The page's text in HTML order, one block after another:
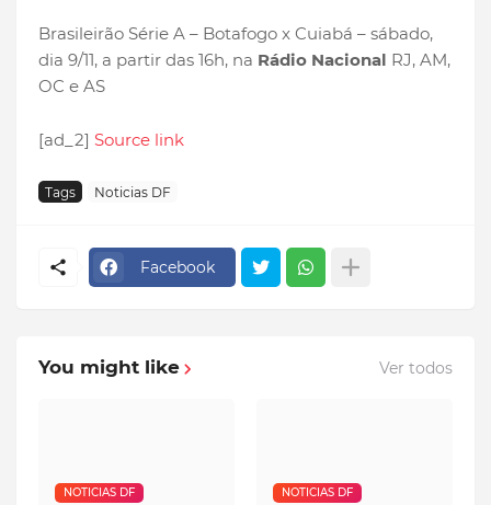
Brasileirão Série A – Botafogo x Cuiabá – sábado,
dia 9/11, a partir das 16h, na Rádio Nacional RJ, AM,
OC e AS
[ad_2] Source link
Tags Noticias DF
Facebook
You might like Ver todos
NOTICIAS DF NOTICIAS DF